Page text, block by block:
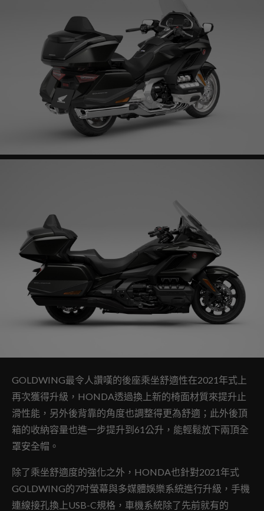
GOLDWING最令人讚嘆的後座乘坐舒適性在2021年式上
再次獲得升級，HONDA透過換上新的椅面材質來提升止
滑性能，另外後背靠的角度也調整得更為舒適；此外後頂
箱的收納容量也進一步提升到61公升，能輕鬆放下兩頂全
罩安全帽。
除了乘坐舒適度的強化之外，HONDA也針對2021年式
GOLDWING的7吋螢幕與多媒體娛樂系統進行升級，手機
連線接孔換上USB-C規格，車機系統除了先前就有的